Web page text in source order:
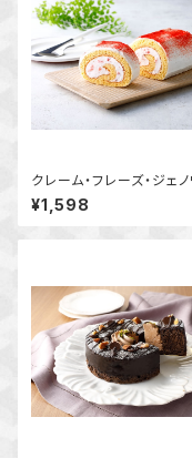
クレーム・フレーズ・ジェノ
ズ関口倭代シェフのいちご
ートケーキロール
¥1,598